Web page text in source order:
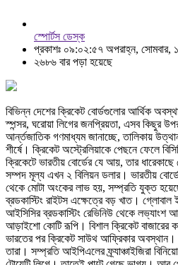
স্পোর্টস ডেস্ক
প্রকাশঃ ০৯:০২:৫৭ অপরাহ্ন, সোমবার,
২৬৮৬ বার পড়া হয়েছে
বিভিন্ন দেশের ক্রিকেট বোর্ডগুলোর আর্থিক
স্পন্সর, ঘরোয়া লিগের জনপ্রিয়তা, এসব কিছুর
আর্ন্তজাতিক গণমাধ্যম জানাচ্ছে, তালিকায়
শীর্ষে। ক্রিকেট অস্ট্রেলিয়াকে পেছনে ফেলে
ক্রিকেটে ভারতীয় বোর্ডের যে আয়, তার
সম্পদ মূল্য এখন ২ বিলিয়ন ডলার। ভারতীয়
থেকে মোটা অংকের লাভ হয়, সম্প্রতি যুক্ত
ব্রডকাস্টিং রাইটস এক্ষেত্রে বড় খাত। গ্লোবাল
আইসিসির ব্রডকাস্টিং রেভিনিউ থেকে লভ্যাংশ
আড়াইশো কোটি রূপি। বিশাল ক্রিকেট বাজারের
ভারতের পর ক্রিকেট সাউথ আফ্রিকার অবস্থান।
তারা। সম্প্রতি আইপিএলের ফ্র্যাঞ্চাইজিরা